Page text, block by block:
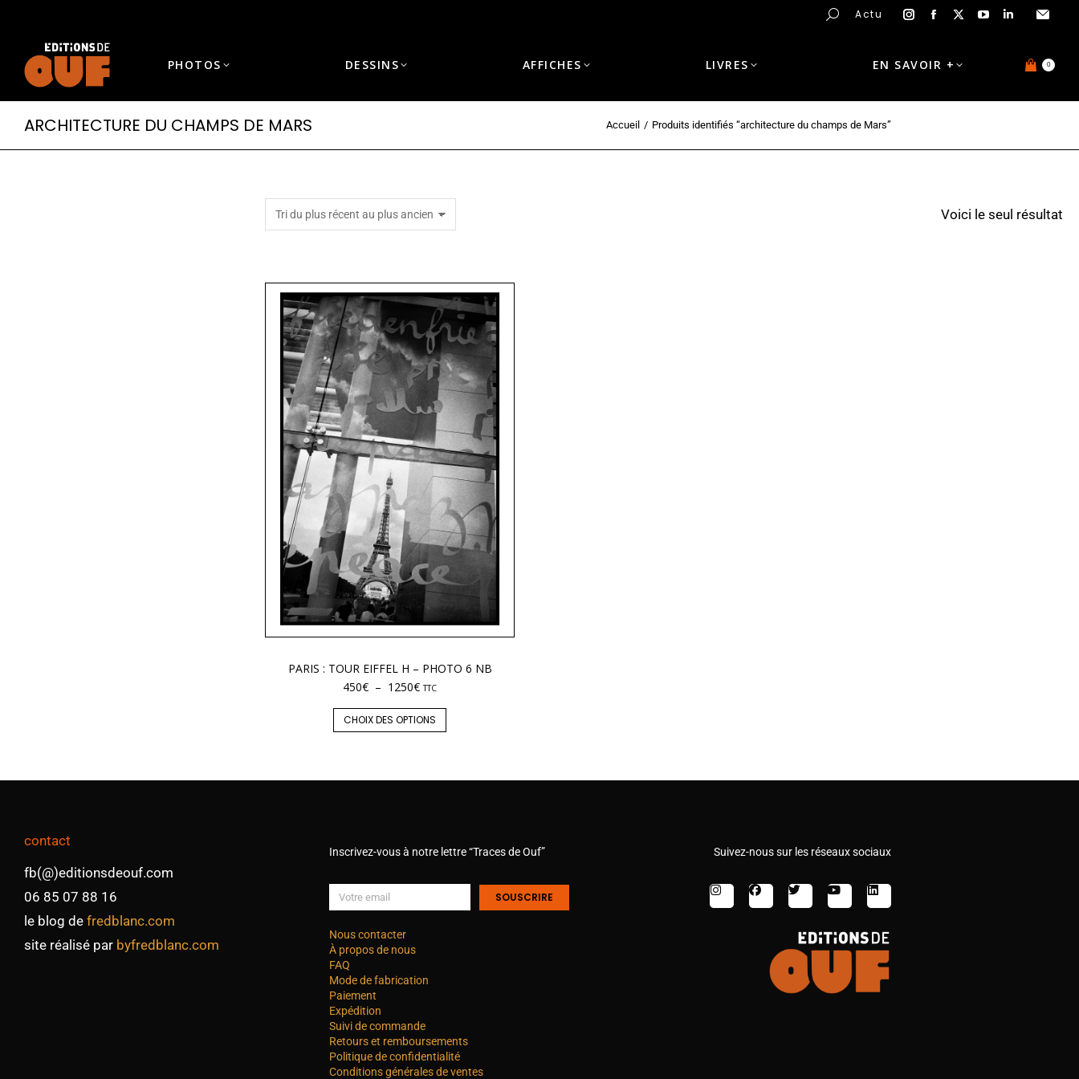
Actu
PHOTOS DESSINS AFFICHES LIVRES EN SAVOIR + 0
ARCHITECTURE DU CHAMPS DE MARS Accueil Produits identifiés “architecture du champs de Mars”
Voici le seul résultat
PARIS : TOUR EIFFEL H – PHOTO 6 NB
450€ – 1250€ TTC
CHOIX DES OPTIONS
contact
fb(@)editionsdeouf.com
06 85 07 88 16
le blog de fredblanc.com
site réalisé par byfredblanc.com
Inscrivez-vous à notre lettre “Traces de Ouf”
SOUSCRIRE
Nous contacter
À propos de nous
FAQ
Mode de fabrication
Paiement
Expédition
Suivi de commande
Retours et remboursements
Politique de confidentialité
Conditions générales de ventes
Suivez-nous sur les réseaux sociaux